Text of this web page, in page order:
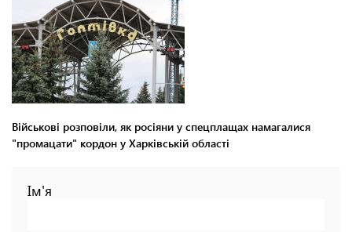
Військові розповіли, як росіяни у спецплащах намагалися
"промацати" кордон у Харківській області
Ім'я